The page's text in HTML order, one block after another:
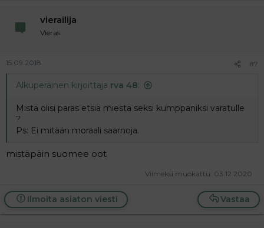
vierailija
Vieras
15.09.2018 #7
Alkuperäinen kirjoittaja rva 48:
Mistä olisi paras etsiä miestä seksi kumppaniksi varatulle
?
Ps: Ei mitään moraali saarnoja.
mistäpäin suomee oot
Viimeksi muokattu: 03.12.2020
Vastaa
Ilmoita asiaton viesti